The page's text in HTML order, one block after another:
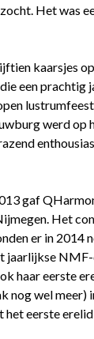
Het was
kaarsjes
een prachtig
werd op
gaf
Het
er in 2014
jaarlijkse
haar eerste
nog wel meer)
het eerste